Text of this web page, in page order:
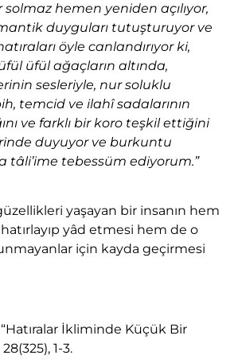
hemen yeniden açılıyor,
duyguları tutuşturuyor ve
öyle canlandırıyor ki,
üfül ağaçların altında,
sesleriyle, nur soluklu
temcid ve ilahî sadalarının
ve farklı bir koro teşkil ettiğini
duyuyor ve burkuntu
tâli’ime tebessüm ediyorum.”
yaşayan bir insanın hem
yâd etmesi hem de o
için kayda geçirmesi
İkliminde Küçük Bir
28(325), 1-3.